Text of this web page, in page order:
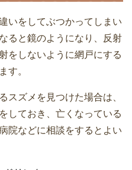
いをしてぶつかってしまい
ると鏡のようになり、反射
をしないように網戸にする
す。
スズメを見つけた場合は、
しておき、亡くなっている
院などに相談をするとよい